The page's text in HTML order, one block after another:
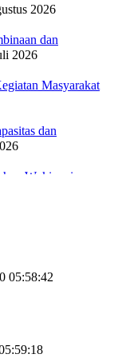
2026
dan
2026
Masyarakat
dan
Wukirsari
Anak
05:58:42